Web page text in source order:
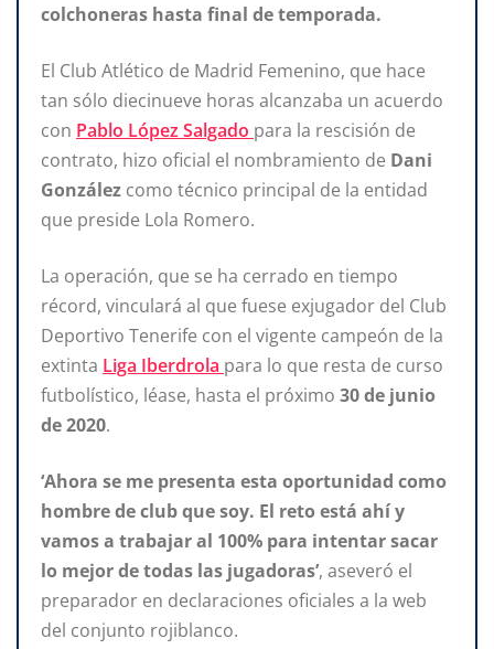
colchoneras hasta final de temporada.
El Club Atlético de Madrid Femenino, que hace
tan sólo diecinueve horas alcanzaba un acuerdo
con Pablo López Salgado para la rescisión de
contrato, hizo oficial el nombramiento de Dani
González como técnico principal de la entidad
que preside Lola Romero.
La operación, que se ha cerrado en tiempo
récord, vinculará al que fuese exjugador del Club
Deportivo Tenerife con el vigente campeón de la
extinta Liga Iberdrola para lo que resta de curso
futbolístico, léase, hasta el próximo 30 de junio
de 2020.
‘Ahora se me presenta esta oportunidad como
hombre de club que soy. El reto está ahí y
vamos a trabajar al 100% para intentar sacar
lo mejor de todas las jugadoras’, aseveró el
preparador en declaraciones oficiales a la web
del conjunto rojiblanco.